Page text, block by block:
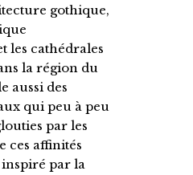
gothique,
les cathédrales
la région du
aussi des
qui peu à peu
par les
ces affinités
inspiré par la